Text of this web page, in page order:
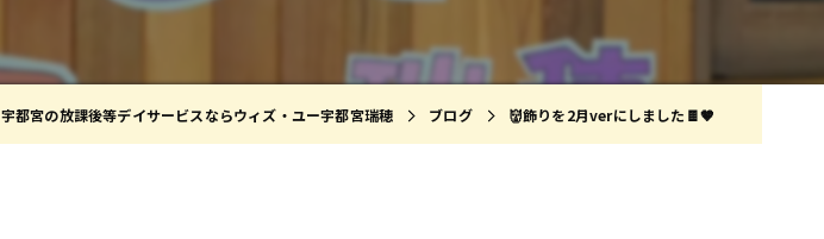
宇都宮の放課後等デイサービスならウィズ・ユー宇都宮瑞穂 ブログ 👹飾りを2月verにしました🍫🤎